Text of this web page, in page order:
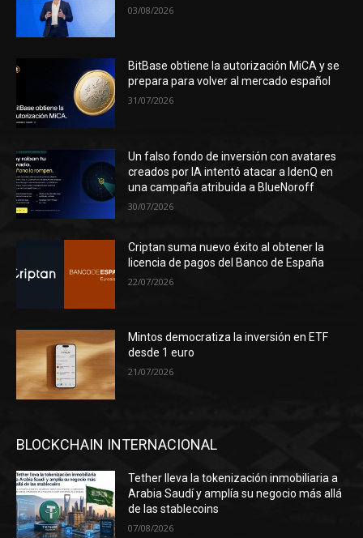
03/08/2026
BitBase obtiene la autorización MiCA y se
prepara para volver al mercado español
31/07/2026
Un falso fondo de inversión con avatares
creados por IA intentó atacar a IdenQ en
una campaña atribuida a BlueNoroff
30/07/2026
Criptan suma nuevo éxito al obtener la
licencia de pagos del Banco de España
22/07/2026
Mintos democratiza la inversión en ETF
desde 1 euro
21/07/2026
BLOCKCHAIN INTERNACIONAL
Tether lleva la tokenización inmobiliaria a
Arabia Saudí y amplía su negocio más allá
de las stablecoins
07/08/2026